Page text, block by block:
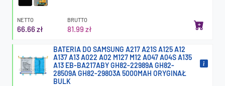
NETTO
66.66 zł
BRUTTO
81.99 zł
BATERIA DO SAMSUNG A217 A21S A125 A12
A137 A13 A022 A02 M127 M12 A047 A04S A135
A13 EB-BA217ABY GH82-22989A GH82-
28509A GH82-29803A 5000MAH ORYGINAŁ
BULK